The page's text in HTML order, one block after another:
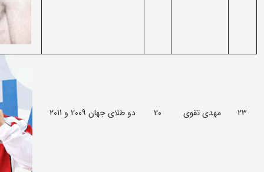
23 مهدی تقوی 20 دو طلای جهان 2009 و 2011